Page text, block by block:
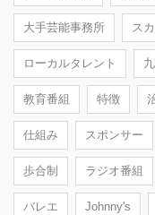
大手芸能事務所 ス
ローカルタレント
教育番組 特徴
仕組み スポンサー
歩合制 ラジオ番組
バレエ Johnny's